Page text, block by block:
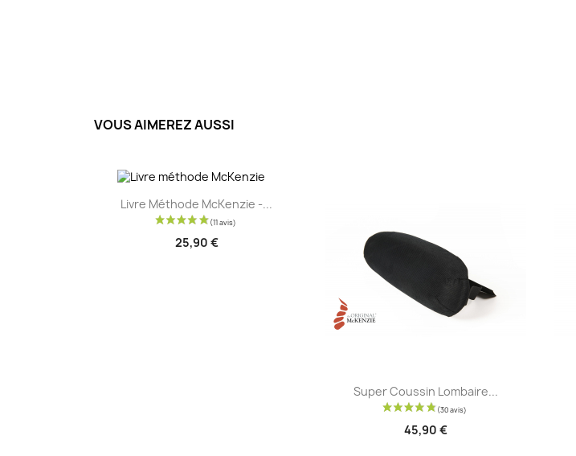
VOUS AIMEREZ AUSSI
Aperçu rapide
Livre Méthode McKenzie -...
25,90 €
Aperçu rapide
Super Coussin Lombaire...
45,90 €